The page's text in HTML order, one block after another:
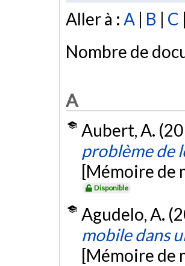
Aller à : A | B | C |
Nombre de
A
Aubert, A.
problème de
[Mémoire de
Disponible
Agudelo, A.
mobile dans
[Mémoire de